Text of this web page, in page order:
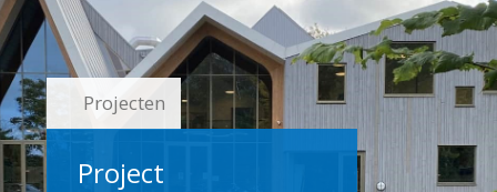
Projecten
Project